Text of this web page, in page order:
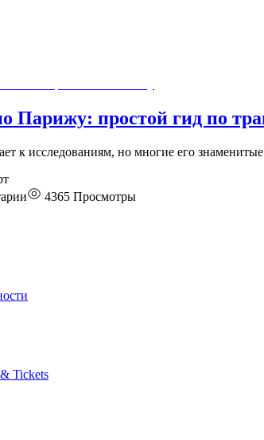
Парижу: простой гид по
к исследованиям, но многие его
4365 Просмотры
Tickets